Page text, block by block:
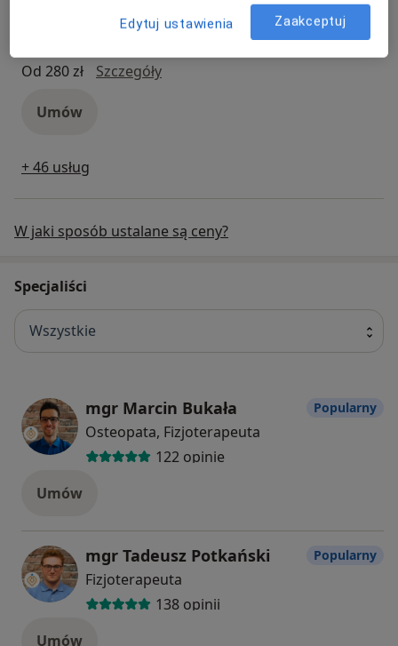
Od 280 zł
Szczegółyosteopatia dziecięca
Umów
Popularna
+ 46 usług
W jaki sposób ustalane są ceny?
Specjaliści
Wszystkie
mgr Marcin Bukała
Osteopata, Fizjoterapeuta
122 opinie
Popularny
Umów
mgr Tadeusz Potkański
Fizjoterapeuta
138 opinii
Popularny
Umów
Edytuj ustawienia Zaakceptuj